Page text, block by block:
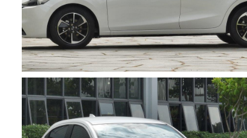
ĐẶT LỊCH HẸN